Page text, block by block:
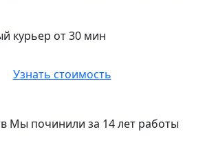
курьер от 30 мин
Узнать стоимость
Мы починили за 14 лет работы